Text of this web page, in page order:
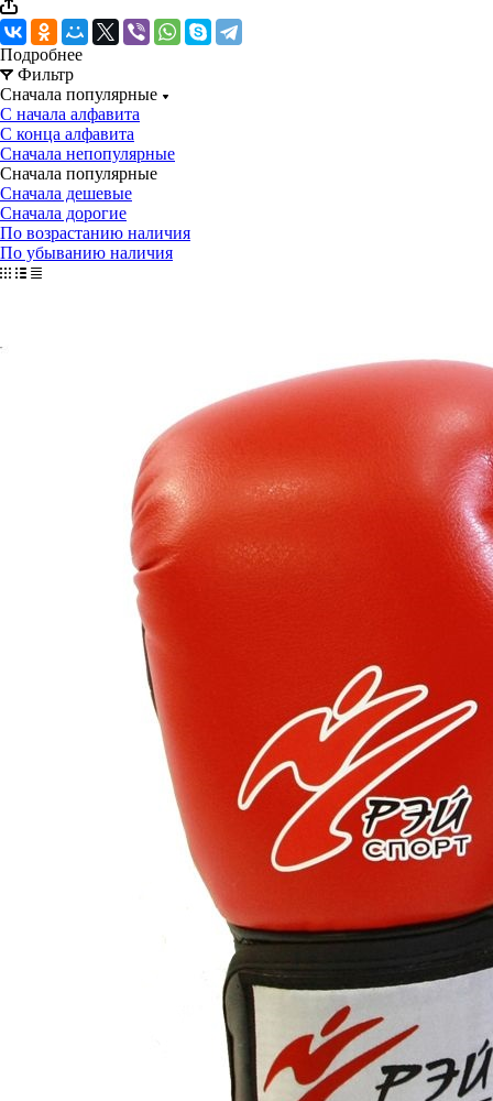
Подробнее
Фильтр
Сначала популярные
С начала алфавита
С конца алфавита
Сначала непопулярные
Сначала популярные
Сначала дешевые
Сначала дорогие
По возрастанию наличия
По убыванию наличия